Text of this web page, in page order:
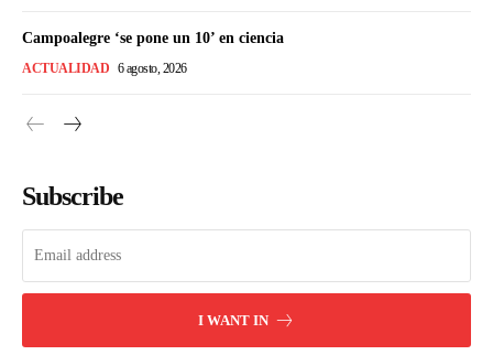
Campoalegre ‘se pone un 10’ en ciencia
ACTUALIDAD 6 agosto, 2026
Subscribe
I WANT IN